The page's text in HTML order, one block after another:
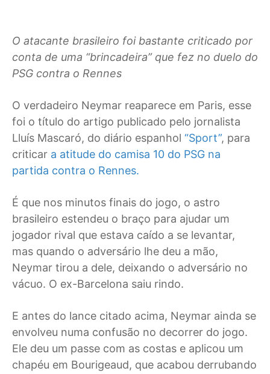
O atacante brasileiro foi bastante criticado por
conta de uma “brincadeira” que fez no duelo do
PSG contra o Rennes
O verdadeiro Neymar reaparece em Paris, esse
foi o título do artigo publicado pelo jornalista
Lluís Mascaró, do diário espanhol “Sport”, para
criticar a atitude do camisa 10 do PSG na
partida contra o Rennes.
É que nos minutos finais do jogo, o astro
brasileiro estendeu o braço para ajudar um
jogador rival que estava caído a se levantar,
mas quando o adversário lhe deu a mão,
Neymar tirou a dele, deixando o adversário no
vácuo. O ex-Barcelona saiu rindo.
E antes do lance citado acima, Neymar ainda se
envolveu numa confusão no decorrer do jogo.
Ele deu um passe com as costas e aplicou um
chapéu em Bourigeaud, que acabou derrubando